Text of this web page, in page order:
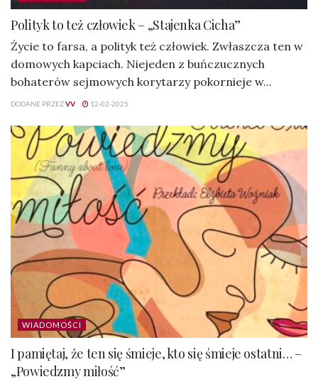
Polityk to też człowiek – „Stajenka Cicha”
Życie to farsa, a polityk też człowiek. Zwłaszcza ten w
domowych kapciach. Niejeden z buńczucznych
bohaterów sejmowych korytarzy pokornieje w...
DODANE PRZEZVV 12-02-2025
WIADOMOŚCI
I pamiętaj, że ten się śmieje, kto się śmieje ostatni… –
„Powiedzmy miłość”